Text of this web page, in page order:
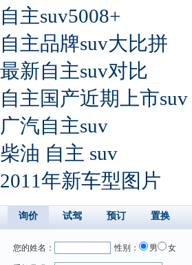
自主suv5008+
自主品牌suv大比拼
最新自主suv对比
自主国产近期上市suv
广汽自主suv
柴油 自主 suv
2011年新车型图片
询价 试驾 预订 置换
您的姓名： 性别： 男 女